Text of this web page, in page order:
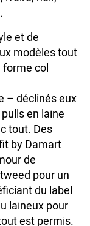
et de
modèles tout
forme col
– déclinés eux
en laine
tout. Des
by Damart
de
pour un
du label
laineux pour
est permis.